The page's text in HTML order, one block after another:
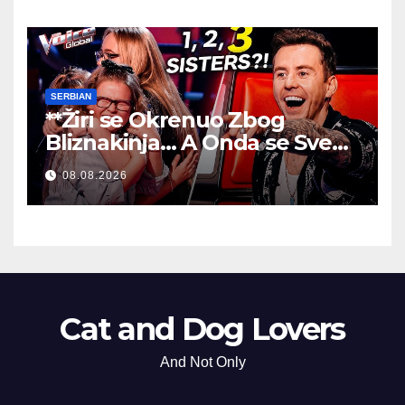
SERBIAN
**Žiri se Okrenuo Zbog
Bliznakinja… A Onda se Sve
Promenilo!
**
08.08.2026
Cat and Dog Lovers
And Not Only